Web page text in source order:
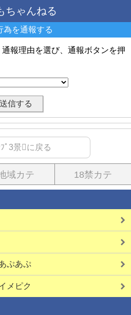
ちゃんねる
為を通報する
報理由を選び、通報ボタンを押
ﾌﾟ3景に戻る
域カテ 18禁カテ
ぷあぷ
メピク